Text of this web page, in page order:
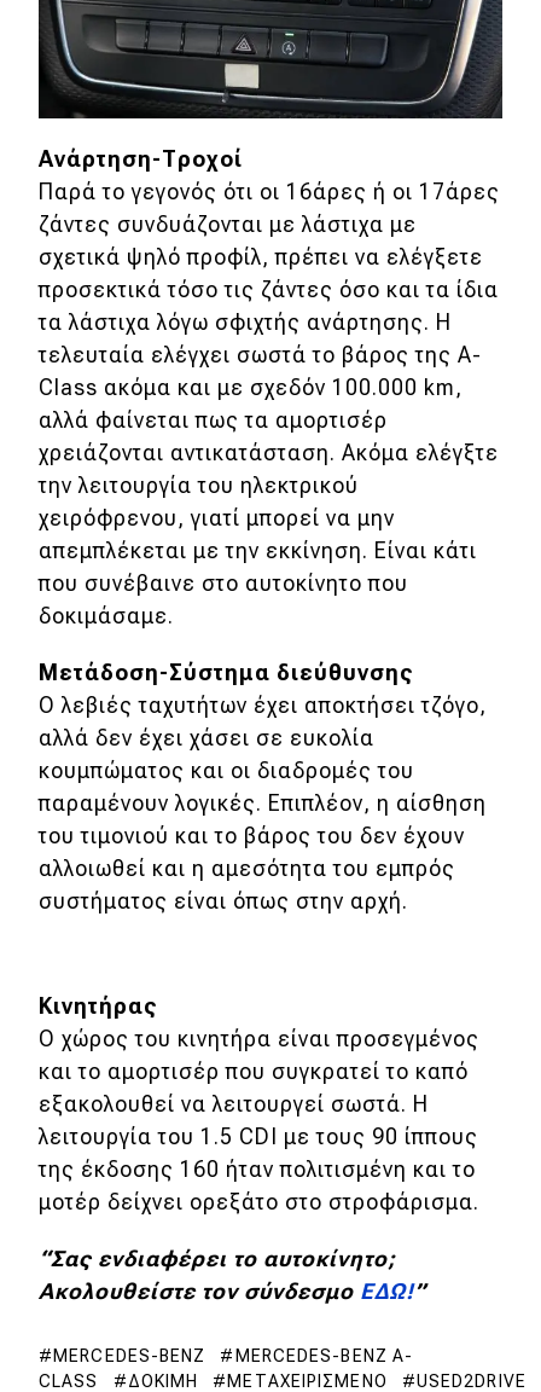
Ανάρτηση-Τροχοί
Παρά το γεγονός ότι οι 16άρες ή οι 17άρες
ζάντες συνδυάζονται με λάστιχα με
σχετικά ψηλό προφίλ, πρέπει να ελέγξετε
προσεκτικά τόσο τις ζάντες όσο και τα ίδια
τα λάστιχα λόγω σφιχτής ανάρτησης. Η
τελευταία ελέγχει σωστά το βάρος της A-
Class ακόμα και με σχεδόν 100.000 km,
αλλά φαίνεται πως τα αμορτισέρ
χρειάζονται αντικατάσταση. Ακόμα ελέγξτε
την λειτουργία του ηλεκτρικού
χειρόφρενου, γιατί μπορεί να μην
απεμπλέκεται με την εκκίνηση. Είναι κάτι
που συνέβαινε στο αυτοκίνητο που
δοκιμάσαμε.
Μετάδοση-Σύστημα διεύθυνσης
Ο λεβιές ταχυτήτων έχει αποκτήσει τζόγο,
αλλά δεν έχει χάσει σε ευκολία
κουμπώματος και οι διαδρομές του
παραμένουν λογικές. Επιπλέον, η αίσθηση
του τιμονιού και το βάρος του δεν έχουν
αλλοιωθεί και η αμεσότητα του εμπρός
συστήματος είναι όπως στην αρχή.
Κινητήρας
Ο χώρος του κινητήρα είναι προσεγμένος
και το αμορτισέρ που συγκρατεί το καπό
εξακολουθεί να λειτουργεί σωστά. Η
λειτουργία του 1.5 CDI με τους 90 ίππους
της έκδοσης 160 ήταν πολιτισμένη και το
μοτέρ δείχνει ορεξάτο στο στροφάρισμα.
“Σας ενδιαφέρει το αυτοκίνητο;
Ακολουθείστε τον σύνδεσμο ΕΔΩ!”
MERCEDES-BENZ
MERCEDES-BENZ A-
CLASS
ΔΟΚΙΜΉ ΜΕΤΑΧΕΙΡΙΣΜΈΝΟ USED2DRIVE